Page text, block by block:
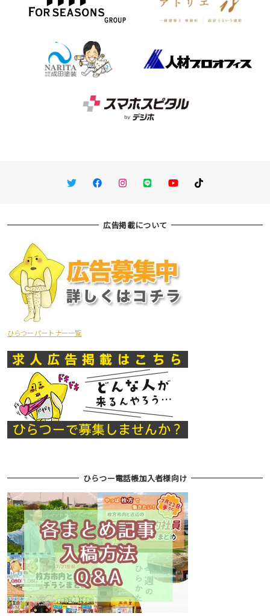
TwitterFacebookInstagram
LINE You TubeTikTok
広告掲載について
ひらつーパートナー一覧
ひらつー電話帳加入者様向け